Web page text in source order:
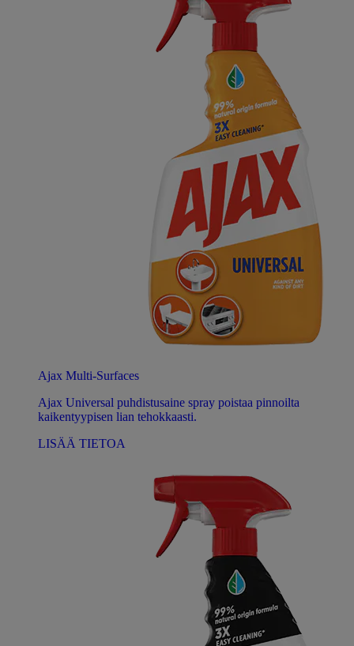
Ajax Multi-Surfaces
Ajax Universal puhdistusaine spray poistaa pinnoilta
kaikentyypisen lian tehokkaasti.
LISÄÄ TIETOA